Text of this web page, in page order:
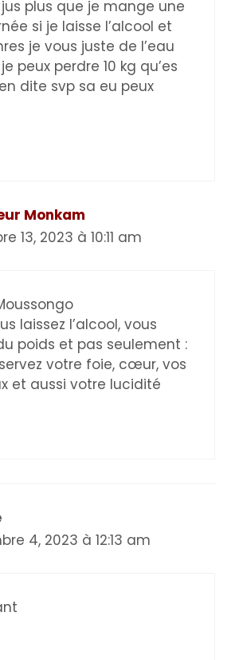
plus que je mange une
si je laisse l’alcool et
je vous juste de l’eau
peux perdre 10 kg qu’es
dite svp sa eu peux
Monkam
13, 2023 à 10:11 am
laissez l’alcool, vous
poids et pas seulement :
votre foie, cœur, vos
et aussi votre lucidité
4, 2023 à 12:13 am